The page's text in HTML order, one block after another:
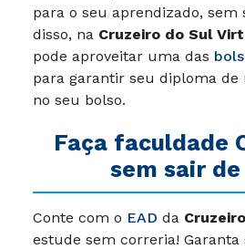
para o seu aprendizado, sem
disso, na Cruzeiro do Sul
pode aproveitar uma das
para garantir seu diploma de
no seu bolso.
Faça faculdade
sem sair de
Conte com o EAD da
estude sem correria!